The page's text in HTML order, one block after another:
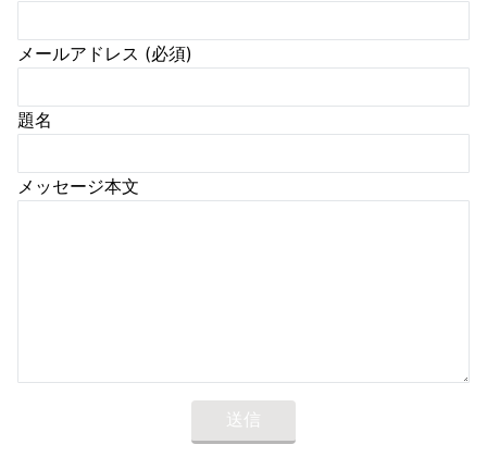
メールアドレス (必須)
題名
メッセージ本文